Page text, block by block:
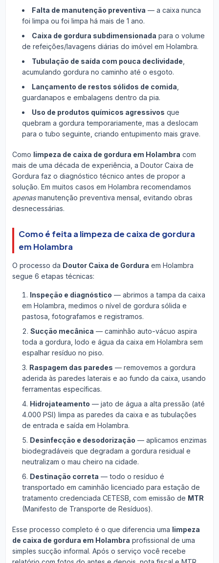
Falta de manutenção preventiva — a caixa nunca
foi limpa ou foi limpa há mais de 1 ano.
Caixa de gordura subdimensionada para o volume
de refeições/lavagens diárias do imóvel em Holambra.
Tubulação de saída com pouca declividade
acumulando gordura no caminho até o esgoto.
Lançamento de restos sólidos de comida
guardanapos e embalagens dentro da pia.
Uso de produtos químicos agressivos que
quebram a gordura temporariamente, mas a deslocam
para o tubo seguinte, criando entupimento mais grave.
Como limpeza de caixa de gordura em Holambra com
mais de uma década de experiência, a Doutor Caixa de
Gordura faz o diagnóstico técnico antes de propor a
solução. Em muitos casos em Holambra recomendamos
apenasmanutenção preventiva mensal, evitando obras
desnecessárias.
Como é feita a limpeza de caixa de gordura
em Holambra
O processo da Doutor Caixa de Gordura em Holambra
segue 6 etapas técnicas:
Inspeção e diagnóstico — abrimos a tampa da caixa
em Holambra, medimos o nível de gordura sólida e
pastosa, fotografamos e registramos.
Sucção mecânica — caminhão auto-vácuo aspira
toda a gordura, lodo e água da caixa em Holambra sem
espalhar resíduo no piso.
Raspagem das paredes — removemos a gordura
aderida às paredes laterais e ao fundo da caixa, usando
ferramentas específicas.
Hidrojateamento — jato de água a alta pressão (até
4.000 PSI) limpa as paredes da caixa e as tubulações
de entrada e saída em Holambra.
Desinfecção e desodorização — aplicamos enzimas
biodegradáveis que degradam a gordura residual e
neutralizam o mau cheiro na cidade.
Destinação correta — todo o resíduo é
transportado em caminhão licenciado para estação de
tratamento credenciada CETESB, com emissão de MTR
(Manifesto de Transporte de Resíduos).
Esse processo completo é o que diferencia uma limpeza
de caixa de gordura em Holambra profissional de uma
simples sucção informal. Após o serviço você recebe